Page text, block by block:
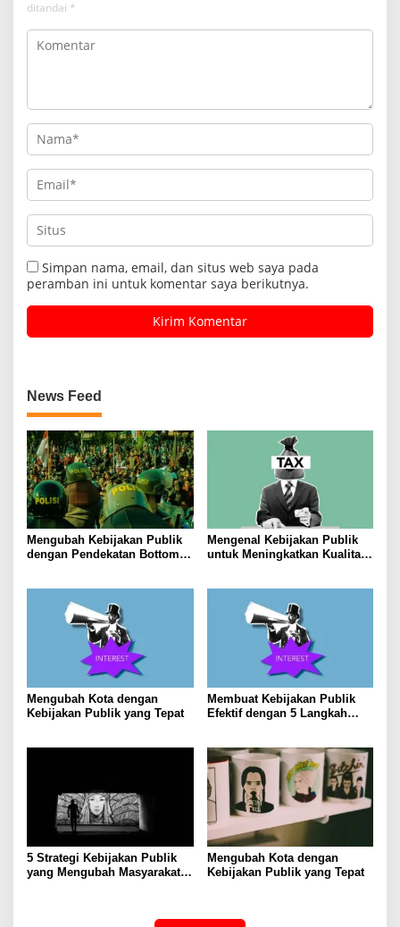
ditandai *
Simpan nama, email, dan situs web saya pada
peramban ini untuk komentar saya berikutnya.
News Feed
Mengubah Kebijakan Publik
dengan Pendekatan Bottom-
Mengenal Kebijakan Publik
untuk Meningkatkan Kualitas
Mengubah Kota dengan
Kebijakan Publik yang Tepat
Membuat Kebijakan Publik
Efektif dengan 5 Langkah
5 Strategi Kebijakan Publik
yang Mengubah Masyarakat
Mengubah Kota dengan
Kebijakan Publik yang Tepat